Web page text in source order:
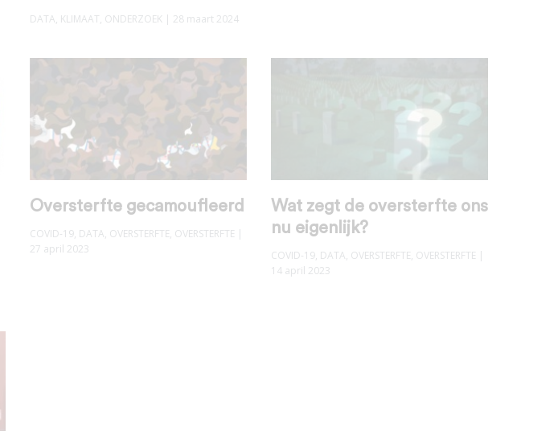
DATA, KLIMAAT, ONDERZOEK | 28 maart 2024
Oversterfte gecamoufleerd
COVID-19, DATA, OVERSTERFTE, OVERSTERFTE |
27 april 2023
Wat zegt de oversterfte ons
nu eigenlijk?
COVID-19, DATA, OVERSTERFTE, OVERSTERFTE |
14 april 2023